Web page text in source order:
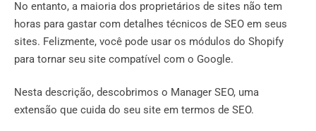
No entanto, a maioria dos proprietários de sites não tem
horas para gastar com detalhes técnicos de SEO em seus
sites. Felizmente, você pode usar os módulos do Shopify
para tornar seu site compatível com o Google.
Nesta descrição, descobrimos o Manager SEO, uma
extensão que cuida do seu site em termos de SEO.